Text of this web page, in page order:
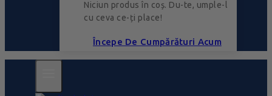
Niciun produs în coș. Du-te, umple-l
cu ceva ce-ți place!
Începe De Cumpărături Acum